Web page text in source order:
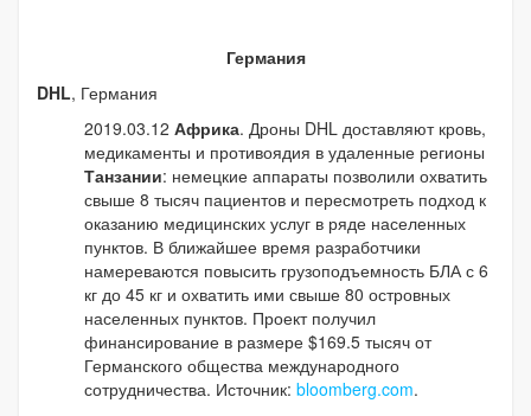
Германия
DHL, Германия
2019.03.12 Африка. Дроны DHL доставляют кровь,
медикаменты и противоядия в удаленные регионы
Танзании: немецкие аппараты позволили охватить
свыше 8 тысяч пациентов и пересмотреть подход к
оказанию медицинских услуг в ряде населенных
пунктов. В ближайшее время разработчики
намереваются повысить грузоподъемность БЛА с 6
кг до 45 кг и охватить ими свыше 80 островных
населенных пунктов. Проект получил
финансирование в размере $169.5 тысяч от
Германского общества международного
сотрудничества. Источник: bloomberg.com.